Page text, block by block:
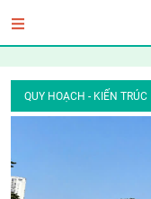
QUY HOẠCH - KIẾN TRÚC
Quy hoạch Kiến trúc